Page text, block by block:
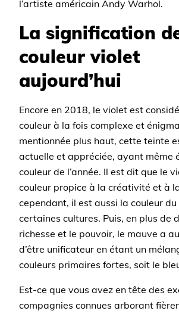
l’artiste américain Andy Warhol.
La signification
couleur violet
aujourd’hui
Encore en 2018, le violet est
couleur à la fois complexe et
mentionnée plus haut, cette teinte
actuelle et appréciée, ayant même
couleur de l’année. Il est dit que le
couleur propice à la créativité et à
cependant, il est aussi la couleur
certaines cultures. Puis, en plus de
richesse et le pouvoir, le mauve a
d’être unificateur en étant un
couleurs primaires fortes, soit le
Est-ce que vous avez en tête des
compagnies connues arborant